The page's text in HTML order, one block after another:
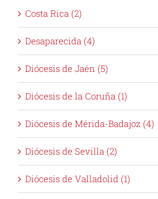
Costa Rica (2)
Desaparecida (4)
Diócesis de Jaén (5)
Diócesis de la Coruña (1)
Diócesis de Mérida-Badajoz (4)
Diócesis de Sevilla (2)
Diócesis de Valladolid (1)